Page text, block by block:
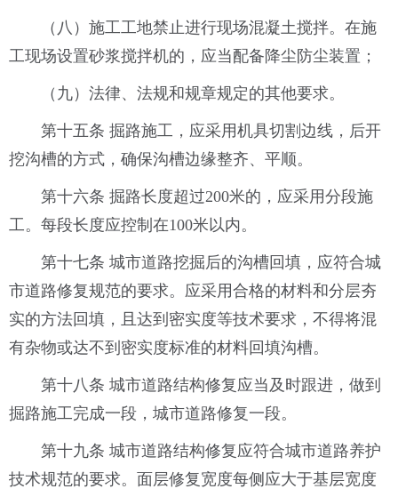
（八）施工工地禁止进行现场混凝土搅拌。在施
工现场设置砂浆搅拌机的，应当配备降尘防尘装置；
（九）法律、法规和规章规定的其他要求。
第十五条 掘路施工，应采用机具切割边线，后开
挖沟槽的方式，确保沟槽边缘整齐、平顺。
第十六条 掘路长度超过200米的，应采用分段施
工。每段长度应控制在100米以内。
第十七条 城市道路挖掘后的沟槽回填，应符合城
市道路修复规范的要求。应采用合格的材料和分层夯
实的方法回填，且达到密实度等技术要求，不得将混
有杂物或达不到密实度标准的材料回填沟槽。
第十八条 城市道路结构修复应当及时跟进，做到
掘路施工完成一段，城市道路修复一段。
第十九条 城市道路结构修复应符合城市道路养护
技术规范的要求。面层修复宽度每侧应大于基层宽度